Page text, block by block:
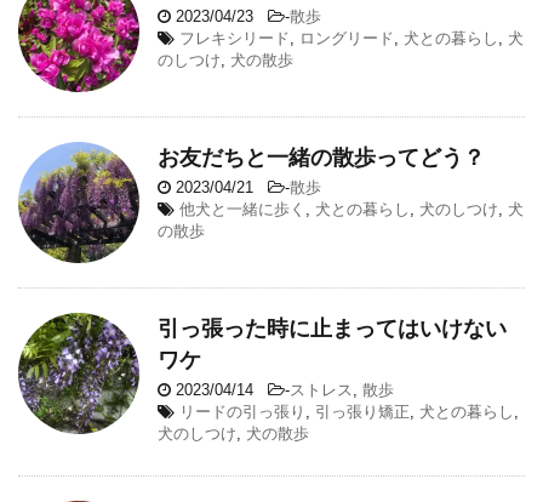
2023/04/23 -散歩
フレキシリード
ロングリード 犬との暮らし
犬
のしつけ
犬の散歩
お友だちと一緒の散歩ってどう？
2023/04/21 -散歩
他犬と一緒に歩く
犬との暮らし 犬のしつけ
犬
の散歩
引っ張った時に止まってはいけない
ワケ
2023/04/14 -ストレス
散歩
リードの引っ張り
引っ張り矯正 犬との暮らし
犬のしつけ
犬の散歩